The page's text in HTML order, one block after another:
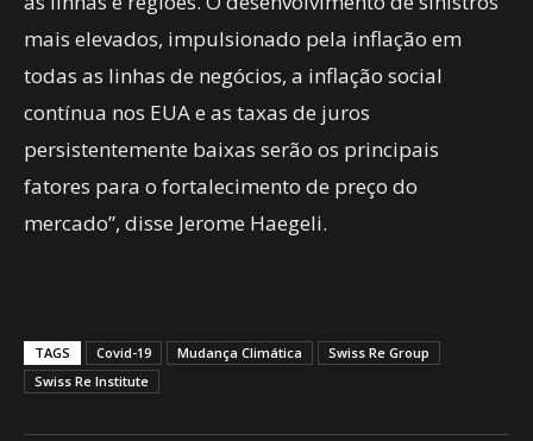
mais elevados, impulsionado pela inflação em
todas as linhas de negócios, a inflação social
contínua nos EUA e as taxas de juros
persistentemente baixas serão os principais
fatores para o fortalecimento de preço do
mercado”, disse Jerome Haegeli.
TAGS Covid-19 Mudança Climática
Swiss Re Group
Swiss Re Institute